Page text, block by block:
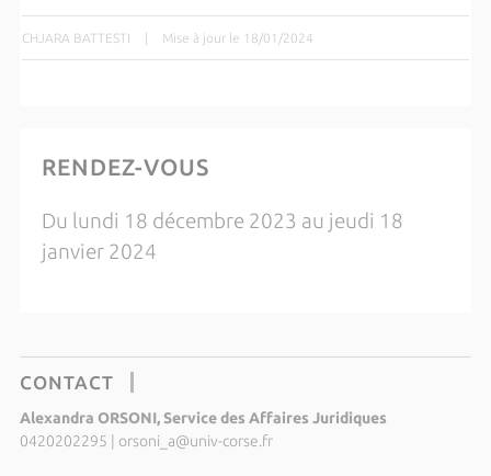
CHJARA BATTESTI | Mise à jour le 18/01/2024
RENDEZ-VOUS
Du lundi 18 décembre 2023 au jeudi 18
janvier 2024
CONTACT
Alexandra ORSONI, Service des Affaires Juridiques
0420202295
orsoni_a@univ-corse.fr